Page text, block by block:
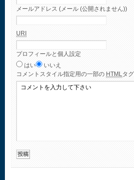
メールアドレス (メール (公開されません))
URI
プロフィールと個人設定
はい
いいえ
コメント スタイル指定用の一部の HTMLタ